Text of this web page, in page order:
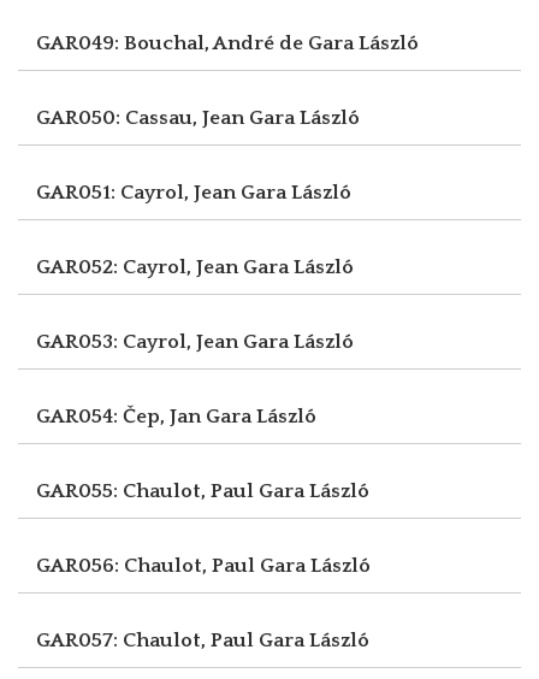
GAR049: Bouchal, André de Gara László
GAR050: Cassau, Jean Gara László
GAR051: Cayrol, Jean Gara László
GAR052: Cayrol, Jean Gara László
GAR053: Cayrol, Jean Gara László
GAR054: Čep, Jan Gara László
GAR055: Chaulot, Paul Gara László
GAR056: Chaulot, Paul Gara László
GAR057: Chaulot, Paul Gara László